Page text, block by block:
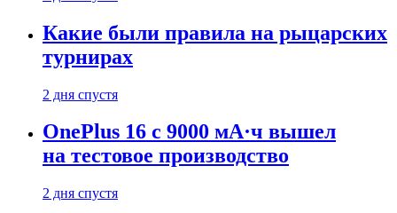
Какие были правила на рыцарских
турнирах
2 дня спустя
OnePlus 16 с 9000 мА·ч вышел
на тестовое производство
2 дня спустя